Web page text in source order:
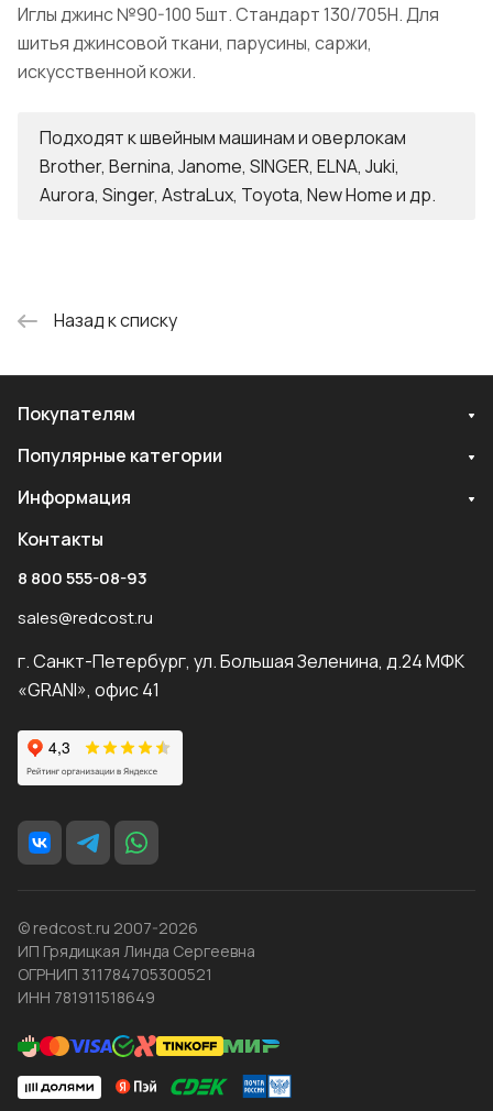
Иглы джинс №90-100 5шт. Стандарт 130/705H. Для
шитья джинсовой ткани, парусины, саржи,
искусственной кожи.
Подходят к швейным машинам и оверлокам
Brother, Bernina, Janome, SINGER, ELNA, Juki,
Aurora, Singer, AstraLux, Toyota, New Home и др.
Назад к списку
Покупателям
Популярные категории
Информация
Контакты
8 800 555-08-93
sales@redcost.ru
г. Санкт-Петербург, ул. Большая Зеленина, д.24 МФК
«GRANI», офис 41
© redcost.ru 2007-2026
ИП Грядицкая Линда Сергеевна
ОГРНИП 311784705300521
ИНН 781911518649